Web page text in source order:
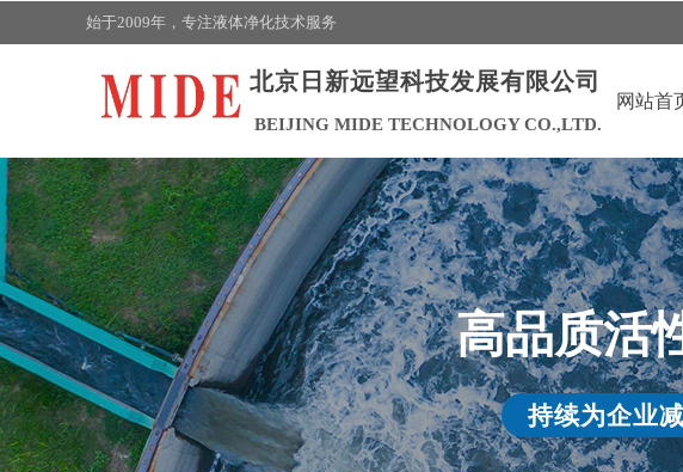
始于2009年， 专注液体净化技术服务
BEIJING MIDE TECHNOLOGY CO.,LTD.
网站首
北京日新远望科技发展有限公司
高品质活
持续为企业